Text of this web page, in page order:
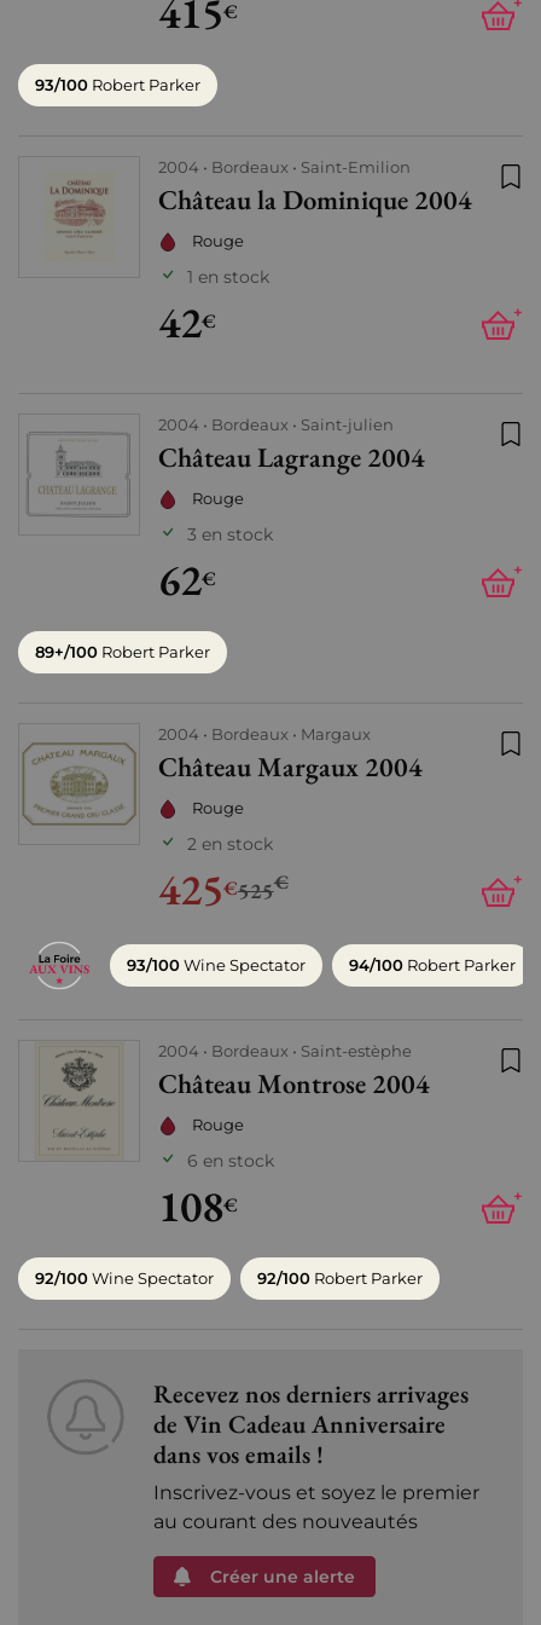
415€
93/100 Robert Parker
2004 Bordeaux Saint-Emilion
Château la Dominique 2004
Rouge
1 en stock
42€ +
2004 Bordeaux Saint-julien
Château Lagrange 2004
Rouge
3 en stock
62€ +
89+/100 Robert Parker
2004 Bordeaux Margaux
Château Margaux 2004
Rouge
2 en stock
425€525€ +
93/100Wine Spectator 94/100 Robert Parker
2004 Bordeaux Saint-estèphe
Château Montrose 2004
Rouge
6 en stock
108€ +
92/100Wine Spectator 92/100 Robert Parker
Recevez nos derniers arrivages
de Vin Cadeau Anniversaire
dans vos emails !
Inscrivez-vous et soyez le premier
au courant des nouveautés
Créer une alerte